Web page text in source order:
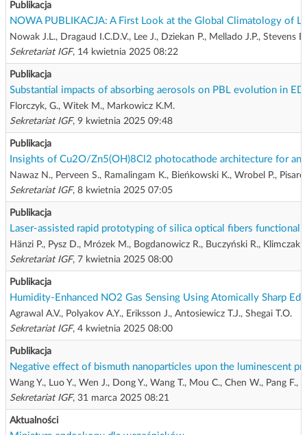
Publikacja
NOWA PUBLIKACJA: A First Look at the Global Climatology of
Nowak J.L., Dragaud I.C.D.V., Lee J., Dziekan P., Mellado J.P., Stevens B.
Sekretariat IGF, 14 kwietnia 2025 08:22
Publikacja
Substantial impacts of absorbing aerosols on PBL evolution in
Florczyk, G., Witek M., Markowicz K.M.
Sekretariat IGF, 9 kwietnia 2025 09:48
Publikacja
Insights of Cu2O/Zn5(OH)8Cl2 photocathode architecture for
Nawaz N., Perveen S., Ramalingam K., Bieńkowski K., Wrobel P.,
Sekretariat IGF, 8 kwietnia 2025 07:05
Publikacja
Laser-assisted rapid prototyping of silica optical fibers
Hänzi P., Pysz D., Mrózek M., Bogdanowicz R., Buczyński R., Klimczak
Sekretariat IGF, 7 kwietnia 2025 08:00
Publikacja
Humidity-Enhanced NO2 Gas Sensing Using Atomically Sharp
Agrawal A.V., Polyakov A.Y., Eriksson J., Antosiewicz T.J., Shegai T.O.
Sekretariat IGF, 4 kwietnia 2025 08:00
Publikacja
Negative effect of bismuth nanoparticles upon the luminescent
Wang Y., Luo Y., Wen J., Dong Y., Wang T., Mou C., Chen W., Pang F.,
Sekretariat IGF, 31 marca 2025 08:21
Aktualności